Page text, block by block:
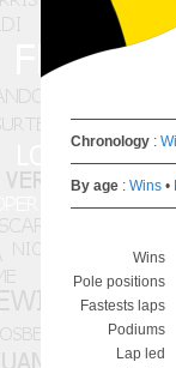
Chronology :
By age : Wins •
Wins
Pole positions
Fastests laps
Podiums
Lap led